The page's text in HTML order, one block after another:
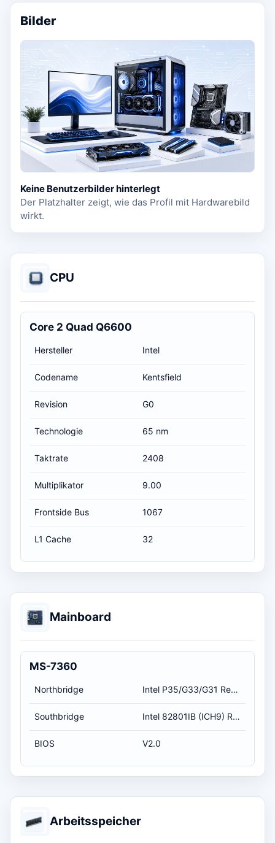
Bilder
Keine Benutzerbilder hinterlegt
Der Platzhalter zeigt, wie das Profil mit Hardwarebild
wirkt.
CPU
Core 2 Quad Q6600
Hersteller Intel
Codename Kentsfield
Revision G0
Technologie 65 nm
Taktrate 2408
Multiplikator 9.00
Frontside Bus 1067
L1 Cache 32
Mainboard
MS-7360
Northbridge Intel P35/G33/G31 Revision A2
Southbridge Intel 82801IB (ICH9) Revision A2
BIOS V2.0
Arbeitsspeicher